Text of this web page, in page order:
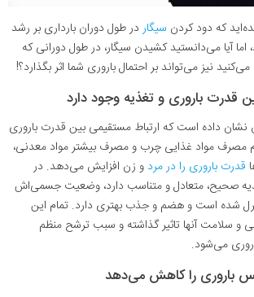
که دود کردن سیگار در طول دوران بارداری بر رشد
اما آیا می‌دانستید کشیدن سیگار، در طول دورانی که
نیز می‌تواند بر احتمال باروری شما اثر بگذارد؟!
قدرت باروری و تغذیه وجود دارد
نشان داده است که ارتباط مستقیمی بین قدرت باروری
مصرف مواد غذایی چرب و مصرف بیشتر مواد معدنی،
قدرت باروری را در مرد و زن افزایش می‌دهد. در
صحیح، متعادل و متناسب دارد، وضعیت جسمی‌اش
شده است و هضم و جذب بهتری دارد. تمام این
و سلامت آنها تاثیر گذاشته و سبب ترشح منظم
می‌شود.
باروری را کاهش می‌دهد